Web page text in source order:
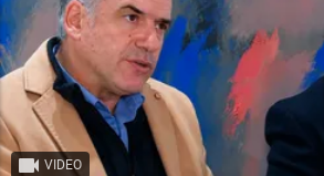
VIDEO